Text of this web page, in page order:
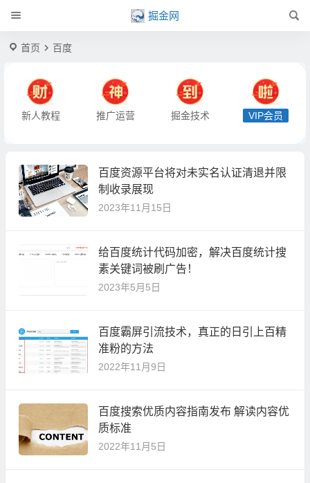
掘金网
首页 百度
新人教程 推广运营 掘金技术 VIP会员
百度资源平台将对未实名认证清退并限
制收录展现
2023年11月15日
给百度统计代码加密，解决百度统计搜
素关键词被刷广告！
2023年5月5日
百度霸屏引流技术，真正的日引上百精
准粉的方法
2022年11月9日
百度搜索优质内容指南发布 解读内容优
质标准
2022年11月5日